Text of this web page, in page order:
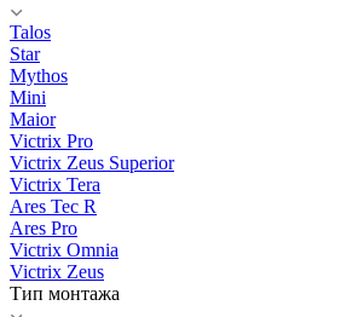
Talos
Star
Mythos
Mini
Maior
Victrix Pro
Victrix Zeus Superior
Victrix Tera
Ares Tec R
Ares Pro
Victrix Omnia
Victrix Zeus
Тип монтажа